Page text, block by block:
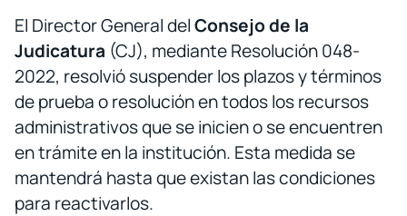
El Director General delConsejo de la
Judicatura (CJ), mediante Resolución 048-
2022, resolvió suspender los plazos y términos
de prueba o resolución en todos los recursos
administrativos que se inicien o se encuentren
en trámite en la institución. Esta medida se
mantendrá hasta que existan las condiciones
para reactivarlos.